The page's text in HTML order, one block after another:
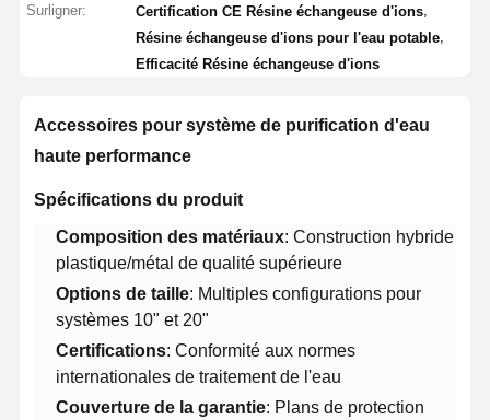
Surligner: Certification CE Résine échangeuse d'ions
Résine échangeuse d'ions pour l'eau potable
Efficacité Résine échangeuse d'ions
Accessoires pour système de purification d'eau
haute performance​
​Spécifications du produit​
​Composition des matériaux​​: Construction hybride
plastique/métal de qualité supérieure
​Options de taille​​: Multiples configurations pour
systèmes 10" et 20"
​Certifications​​: Conformité aux normes
internationales de traitement de l'eau
​Couverture de la garantie​​: Plans de protection